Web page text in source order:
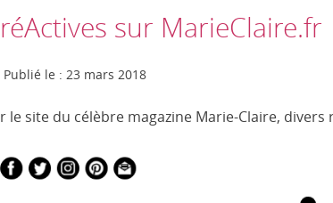
sur MarieClaire.fr
Publié le : 23 mars 2018
le site du célèbre magazine Marie-Claire,